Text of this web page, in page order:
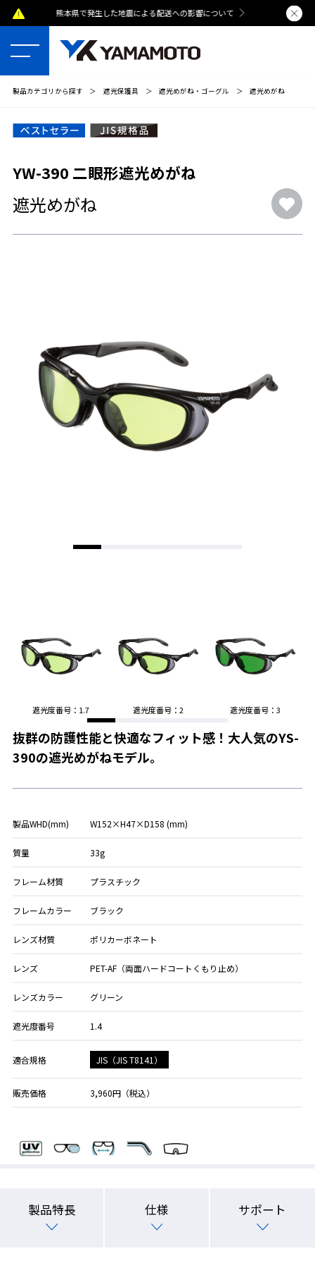
熊本県で発生した地震による配送への影響について 夏季休業
製品カテゴリから探す ＞ 遮光保護具 ＞ 遮光めがね・ゴーグル ＞ 遮光めがね
YW-390 二眼形遮光めがね
遮光めがね
遮光度番号：1.7 遮光度番号：2 遮光度番号：3
抜群の防護性能と快適なフィット感！大人気のYS-
390の遮光めがねモデル。
製品WHD(mm) W152×H47×D158 (mm)
質量 33g
フレーム材質 プラスチック
フレームカラー ブラック
レンズ材質 ポリカーボネート
レンズ PET-AF（両面ハードコートくもり止め）
レンズカラー グリーン
遮光度番号 1.4
適合規格 JIS（JIS T8141）
販売価格 3,960円（税込）
製品特長 仕様 サポート